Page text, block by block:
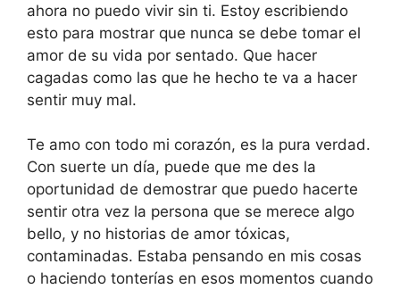
ahora no puedo vivir sin ti. Estoy escribiendo
esto para mostrar que nunca se debe tomar el
amor de su vida por sentado. Que hacer
cagadas como las que he hecho te va a hacer
sentir muy mal.
Te amo con todo mi corazón, es la pura verdad.
Con suerte un día, puede que me des la
oportunidad de demostrar que puedo hacerte
sentir otra vez la persona que se merece algo
bello, y no historias de amor tóxicas,
contaminadas. Estaba pensando en mis cosas
o haciendo tonterías en esos momentos cuando